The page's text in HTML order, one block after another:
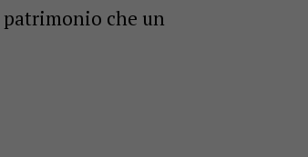
che un